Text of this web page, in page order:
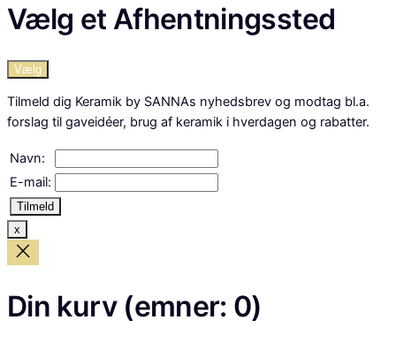
Vælg et Afhentningssted
Vælg
Tilmeld dig Keramik by SANNAs nyhedsbrev og modtag bl.a.
forslag til gaveidéer, brug af keramik i hverdagen og rabatter.
Navn:
E-mail:
Tilmeld
x
Din kurv (emner: 0)